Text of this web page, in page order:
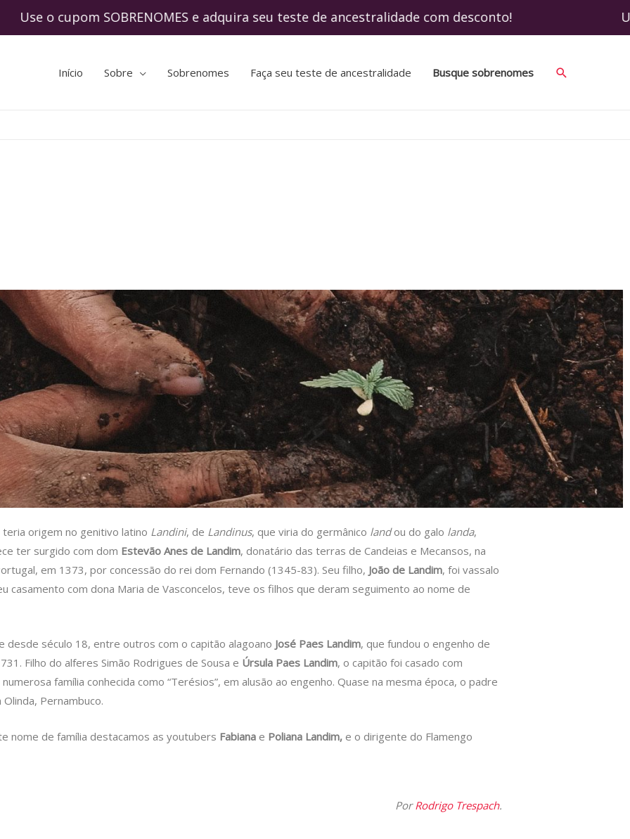
SOBRENOMES e adquira seu teste de ancestralidade com desconto! Use o
Início Sobre Sobrenomes Faça seu teste de ancestralidade Busque sobrenomes
origem no genitivo latino Landini, de Landinus, que viria do germânico landou do galo landa,
ter surgido com dom Estevão Anes de Landim, donatário das terras de Candeias e Mecansos, na
em 1373, por concessão do rei dom Fernando (1345-83). Seu filho, João de Landim, foi vassalo
casamento com dona Maria de Vasconcelos, teve os filhos que deram seguimento ao nome de
desde século 18, entre outros com o capitão alagoano José Paes Landim, que fundou o engenho de
Filho do alferes Simão Rodrigues de Sousa e Úrsula Paes Landim, o capitão foi casado com
família conhecida como “Terésios”, em alusão ao engenho. Quase na mesma época, o padre
Pernambuco.
nome de família destacamos as youtubers Fabiana e Poliana Landim, e o dirigente do Flamengo
PorRodrigo Trespach.